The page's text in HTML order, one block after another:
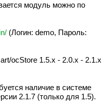
модуль можно по
(Логин: demo, Пароль:
ocStore 1.5.x - 2.0.x - 2.1.x
наличие в системе
2.1.7 (только для 1.5).